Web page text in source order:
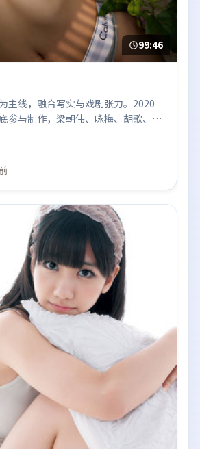
99:46
主线，融合写实与戏剧张力。2020
参与制作，梁朝伟、咏梅、胡歌、易
中呈现细腻表演，影像风格统一，配
绪曲线。